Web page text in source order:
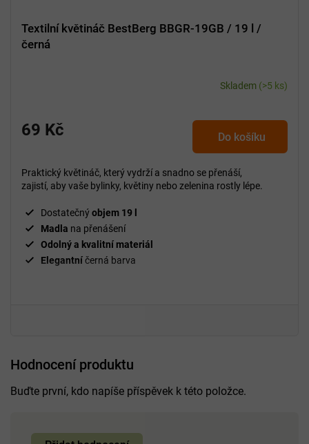
Textilní květináč BestBerg BBGR-19GB / 19 l /
černá
Skladem (>5 ks)
69 Kč Do košíku
Praktický květináč, který vydrží a snadno se přenáší,
zajistí, aby vaše bylinky, květiny nebo zelenina rostly lépe.
Dostatečnýobjem 19 l
Madla na přenášení
Odolný a kvalitní materiál
Elegantníčerná barva
Hodnocení produktu
Buďte první, kdo napíše příspěvek k této položce.